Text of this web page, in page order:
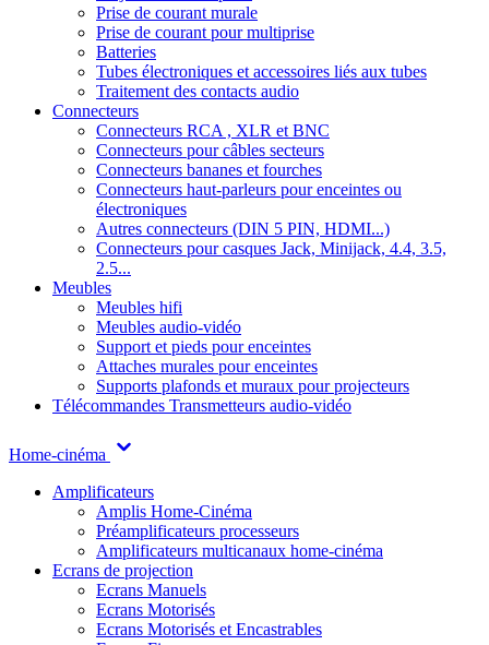
Prise de courant murale
Prise de courant pour multiprise
Batteries
Tubes électroniques et accessoires liés aux tubes
Traitement des contacts audio
Connecteurs
Connecteurs RCA , XLR et BNC
Connecteurs pour câbles secteurs
Connecteurs bananes et fourches
Connecteurs haut-parleurs pour enceintes ou
électroniques
Autres connecteurs (DIN 5 PIN, HDMI...)
Connecteurs pour casques Jack, Minijack, 4.4, 3.5,
2.5...
Meubles
Meubles hifi
Meubles audio-vidéo
Support et pieds pour enceintes
Attaches murales pour enceintes
Supports plafonds et muraux pour projecteurs
Télécommandes Transmetteurs audio-vidéo
Home-cinéma
Amplificateurs
Amplis Home-Cinéma
Préamplificateurs processeurs
Amplificateurs multicanaux home-cinéma
Ecrans de projection
Ecrans Manuels
Ecrans Motorisés
Ecrans Motorisés et Encastrables